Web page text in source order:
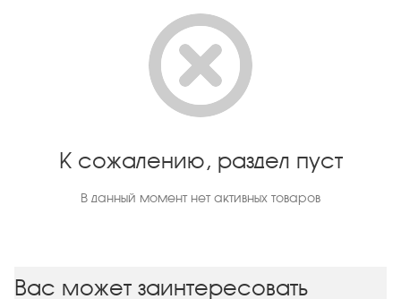
К сожалению, раздел пуст
В данный момент нет активных товаров
Вас может заинтересовать